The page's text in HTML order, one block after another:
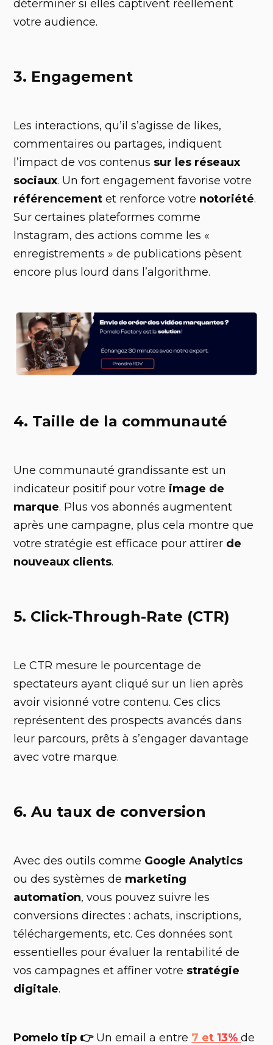
déterminer si elles captivent réellement
votre audience.
3. Engagement
Les interactions, qu’il s’agisse de likes,
commentaires ou partages, indiquent
l’impact de vos contenus sur les réseaux
sociaux. Un fort engagement favorise votre
référencement et renforce votre notoriété.
Sur certaines plateformes comme
Instagram, des actions comme les «
enregistrements » de publications pèsent
encore plus lourd dans l’algorithme.
4. Taille de la communauté
Une communauté grandissante est un
indicateur positif pour votre image de
marque. Plus vos abonnés augmentent
après une campagne, plus cela montre que
votre stratégie est efficace pour attirer de
nouveaux clients.
5. Click-Through-Rate (CTR)
Le CTR mesure le pourcentage de
spectateurs ayant cliqué sur un lien après
avoir visionné votre contenu. Ces clics
représentent des prospects avancés dans
leur parcours, prêts à s’engager davantage
avec votre marque.
6. Au taux de conversion
Avec des outils comme Google Analytics
ou des systèmes de marketing
automation, vous pouvez suivre les
conversions directes : achats, inscriptions,
téléchargements, etc. Ces données sont
essentielles pour évaluer la rentabilité de
vos campagnes et affiner votre stratégie
digitale.
Pomelo tip 👉 Un email a entre 7 et 13%de